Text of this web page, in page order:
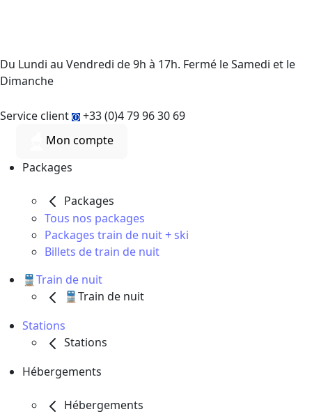
Du Lundi au Vendredi de 9h à 17h. Fermé le Samedi et le
Dimanche
Service client
+33 (0)4 79 96 30 69
Mon compte
Packages
Packages
Tous nos packages
Packages train de nuit + ski
Billets de train de nuit
🚆Train de nuit
🚆Train de nuit
Stations
Stations
Hébergements
Hébergements